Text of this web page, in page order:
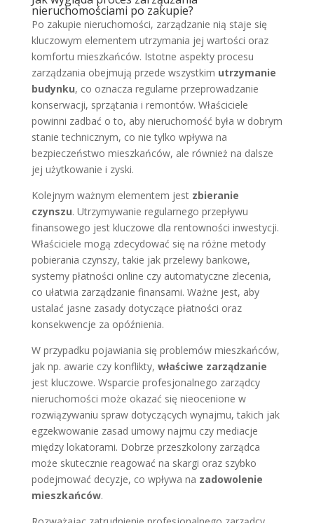
nieruchomościami po zakupie?
Po zakupie nieruchomości, zarządzanie nią staje się
kluczowym elementem utrzymania jej wartości oraz
komfortu mieszkańców. Istotne aspekty procesu
zarządzania obejmują przede wszystkim utrzymanie
budynku, co oznacza regularne przeprowadzanie
konserwacji, sprzątania i remontów. Właściciele
powinni zadbać o to, aby nieruchomość była w dobrym
stanie technicznym, co nie tylko wpływa na
bezpieczeństwo mieszkańców, ale również na dalsze
jej użytkowanie i zyski.
Kolejnym ważnym elementem jest zbieranie
czynszu. Utrzymywanie regularnego przepływu
finansowego jest kluczowe dla rentowności inwestycji.
Właściciele mogą zdecydować się na różne metody
pobierania czynszy, takie jak przelewy bankowe,
systemy płatności online czy automatyczne zlecenia,
co ułatwia zarządzanie finansami. Ważne jest, aby
ustalać jasne zasady dotyczące płatności oraz
konsekwencje za opóźnienia.
W przypadku pojawiania się problemów mieszkańców,
jak np. awarie czy konflikty, właściwe zarządzanie
jest kluczowe. Wsparcie profesjonalnego zarządcy
nieruchomości może okazać się nieocenione w
rozwiązywaniu spraw dotyczących wynajmu, takich jak
egzekwowanie zasad umowy najmu czy mediacje
między lokatorami. Dobrze przeszkolony zarządca
może skutecznie reagować na skargi oraz szybko
podejmować decyzje, co wpływa na zadowolenie
mieszkańców.